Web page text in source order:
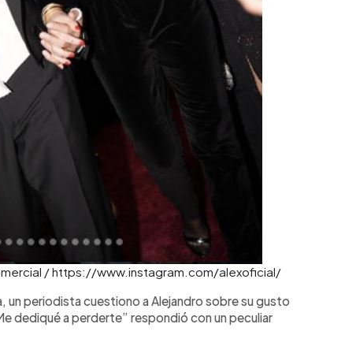
/ https://www.instagram.com/alexoficial/
un periodista cuestiono a Alejandro sobre su gusto
dediqué a perderte” respondió con un peculiar